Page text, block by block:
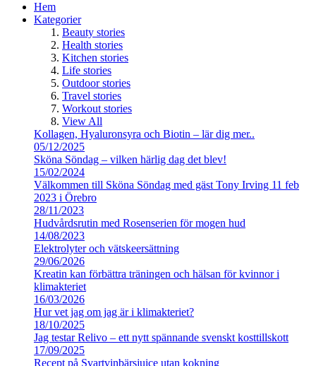
Hem
Kategorier
Beauty stories
Health stories
Kitchen stories
Life stories
Outdoor stories
Travel stories
Workout stories
View All
Kollagen, Hyaluronsyra och Biotin – lär dig mer..
05/12/2025
Sköna Söndag – vilken härlig dag det blev!
15/02/2024
Välkommen till Sköna Söndag med gäst Tony Irving 11 feb
2023 i Örebro
28/11/2023
Hudvårdsrutin med Rosenserien för mogen hud
14/08/2023
Elektrolyter och vätskeersättning
29/06/2026
Kreatin kan förbättra träningen och hälsan för kvinnor i
klimakteriet
16/03/2026
Hur vet jag om jag är i klimakteriet?
18/10/2025
Jag testar Relivo – ett nytt spännande svenskt kosttillskott
17/09/2025
Recept på Svartvinbärsjuice utan kokning